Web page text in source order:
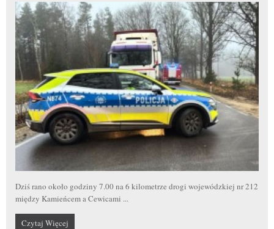
We wtorek, 14 kwietnia 2026 roku, około godziny 16:10, strażacy zostali
zadysponowani do pożaru ...
W sobotę, 28 marca, około godziny 16:45 doszło do groźnego wypadku
Czytaj Więcej
Dziś rano około godziny 7.00 na 6 kilometrze drogi wojewódzkiej nr 212
między Kamieńcem a Cewicami ...
Czytaj Więcej